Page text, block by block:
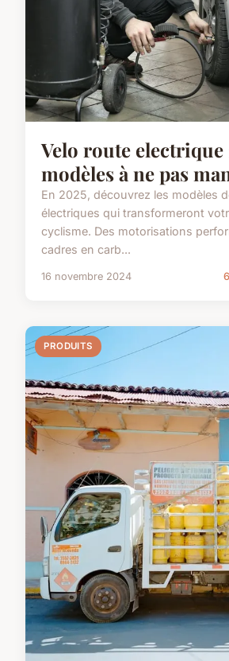
Velo route electrique
modèles à ne pas
En 2025, découvrez les modèles
électriques qui transformeront
cyclisme. Des motorisations
cadres en carb...
16 novembre 2024
PRODUITS